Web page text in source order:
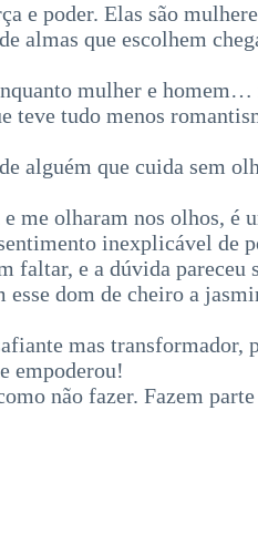
e poder. Elas são
almas que escolhem
mulher e
tudo menos
alguém que cuida sem
me olharam nos olhos,
inexplicável de
faltar, e a dúvida
esse dom de cheiro a
mas
empoderou!
não fazer. Fazem